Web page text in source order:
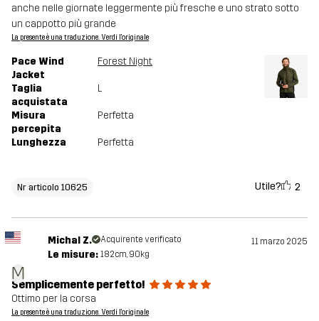
anche nelle giornate leggermente più fresche e uno strato sotto
un cappotto più grande
La presente è una traduzione. Verdi l'originale
Pace Wind
Jacket
Forest Night
Taglia
acquistata
L
Misura
percepita
Perfetta
Lunghezza Perfetta
Nr articolo 10625 Utile? 2
M
Michal Z. Acquirente verificato 11 marzo 2025
Le misure: 182cm, 90kg
Semplicemente perfetto!
Ottimo per la corsa
La presente è una traduzione. Verdi l'originale